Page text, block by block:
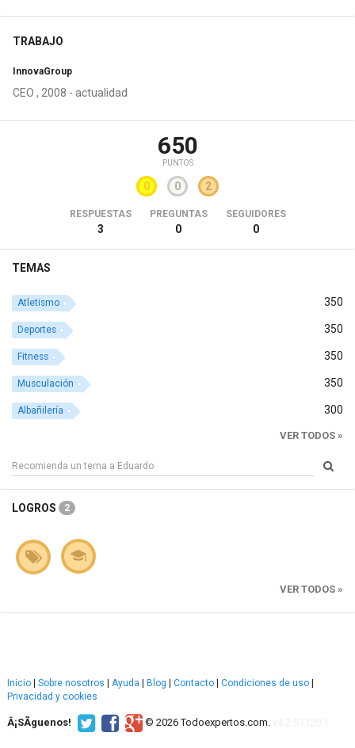
TRABAJO
InnovaGroup
CEO , 2008 - actualidad
650
PUNTOS
0 0 2
RESPUESTAS
3
PREGUNTAS
0
SEGUIDORES
0
TEMAS
350
Atletismo
350
Deportes
350
Fitness
350
Musculación
300
Albañilería
VER TODOS »
LOGROS 2
VER TODOS »
Inicio Sobre nosotros Ayuda Blog Contacto Condiciones de uso
Privacidad y cookies
Â¡SÃ­guenos! © 2026 Todoexpertos.com.